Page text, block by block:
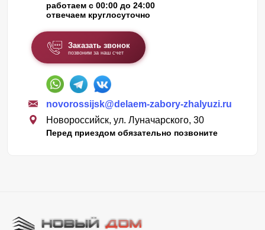
работаем с 00:00 до 24:00
отвечаем круглосуточно
Заказать звонок
позвоним за наш счет
novorossijsk@delaem-zabory-zhalyuzi.ru
Новороссийск, ул. Луначарского, 30
Перед приездом обязательно позвоните